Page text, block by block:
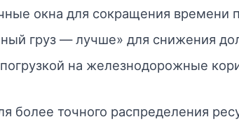
окна для сокращения времени
груз — лучше» для снижения
на железнодорожные
более точного распределения